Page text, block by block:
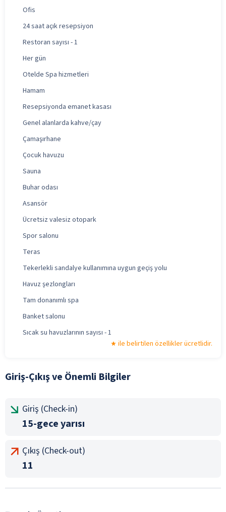
Ofis
24 saat açık resepsiyon
Restoran sayısı - 1
Her gün
Otelde Spa hizmetleri
Hamam
Resepsiyonda emanet kasası
Genel alanlarda kahve/çay
Çamaşırhane
Çocuk havuzu
Sauna
Buhar odası
Asansör
Ücretsiz valesiz otopark
Spor salonu
Teras
Tekerlekli sandalye kullanımına uygun geçiş yolu
Havuz şezlongları
Tam donanımlı spa
Banket salonu
Sıcak su havuzlarının sayısı - 1
ile belirtilen özellikler ücretlidir.
Giriş-Çıkış ve Önemli Bilgiler
Giriş (Check-in)
15-gece yarısı
Çıkış (Check-out)
11